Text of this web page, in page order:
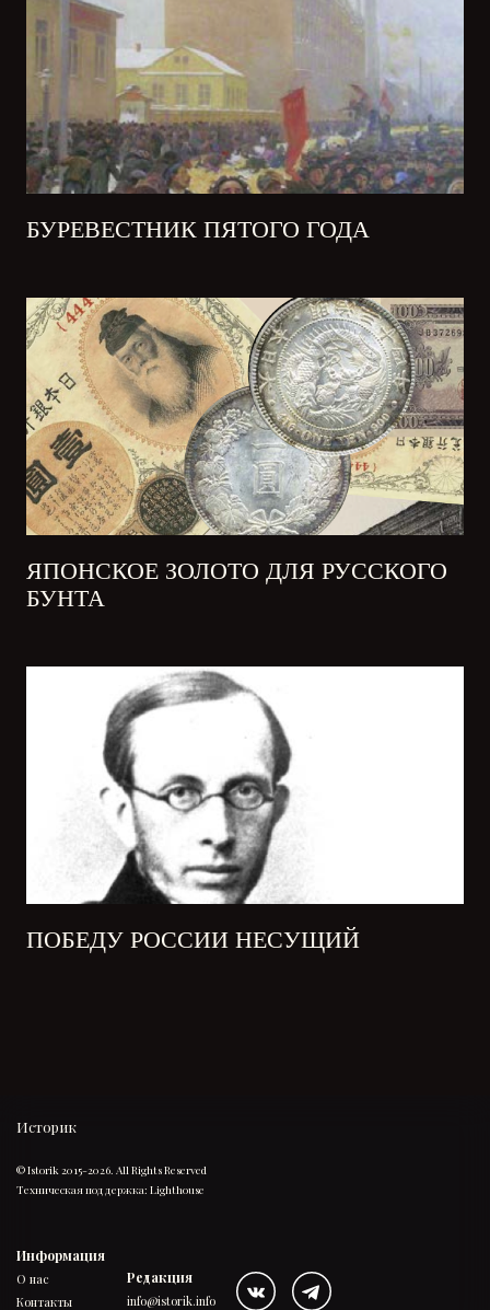
БУРЕВЕСТНИК ПЯТОГО ГОДА
ЯПОНСКОЕ ЗОЛОТО ДЛЯ РУССКОГО
БУНТА
ПОБЕДУ РОССИИ НЕСУЩИЙ
Историк
© Istorik 2015-2026. All Rights Reserved
Техническая поддержка: Lighthouse
Информация
О нас
Контакты
Редакция
info@istorik.info